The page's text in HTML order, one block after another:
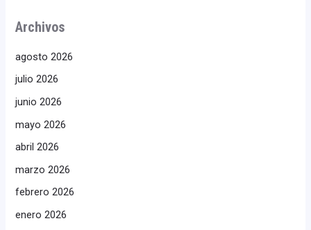
Archivos
agosto 2026
julio 2026
junio 2026
mayo 2026
abril 2026
marzo 2026
febrero 2026
enero 2026